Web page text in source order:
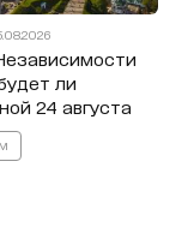
ли
24 августа